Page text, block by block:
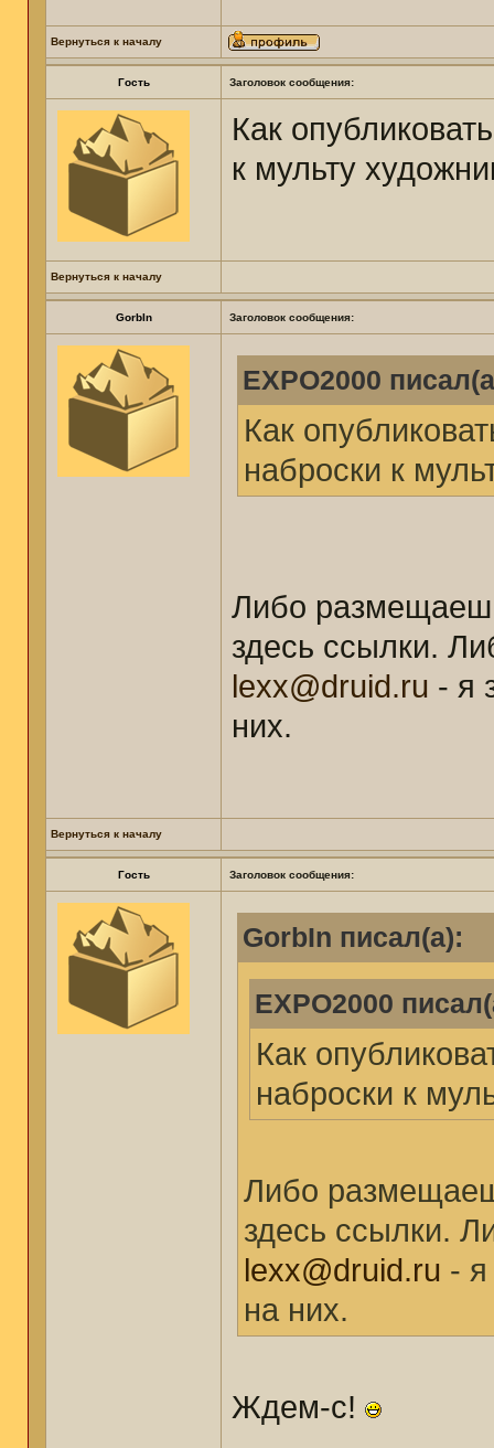
Вернуться к началу
Гость Заголовок сообщения:
Как
к мульту
Вернуться к началу
GorbIn Заголовок сообщения:
EXPO2000
Как
наброски к
Либо
здесь ссылки.
lexx@druid.ru - я
них.
Вернуться к началу
Гость Заголовок сообщения:
GorbIn писал(а):
EXPO2000
Как
наброски к
Либо
здесь ссылки.
lexx@druid.ru -
на них.
Ждем-с!